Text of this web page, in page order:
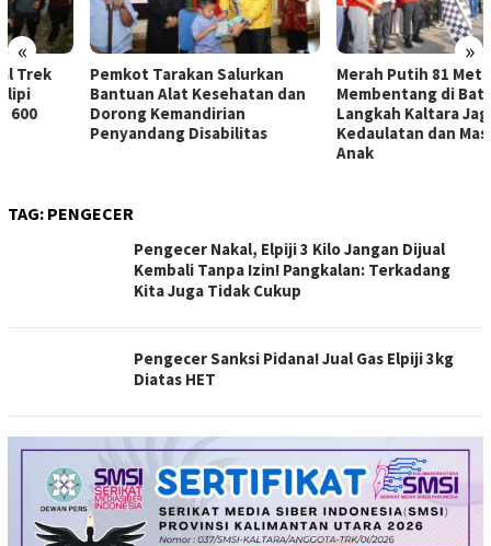
« »
Pemkot Tarakan Salurkan
Bantuan Alat Kesehatan dan
Dorong Kemandirian
Penyandang Disabilitas
Merah Putih 81 Meter
Membentang di Batas Negeri:
Langkah Kaltara Jaga
Kedaulatan dan Masa Depan
TAG: PENGECER
Pengecer Nakal, Elpiji 3 Kilo Jangan Dijual
Kembali Tanpa Izin! Pangkalan: Terkadang
Kita Juga Tidak Cukup
Pengecer Sanksi Pidana! Jual Gas Elpiji 3kg
Diatas HET